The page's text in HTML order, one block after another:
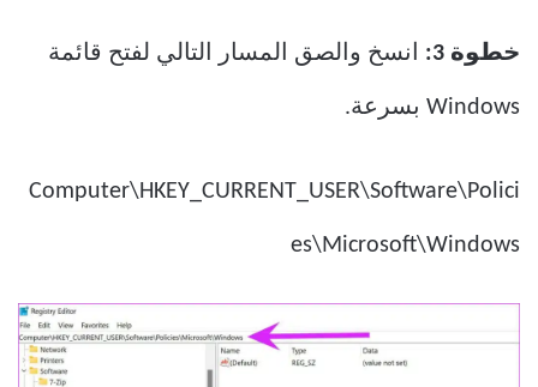
خطوة 3: انسخ والصق المسار التالي لفتح قائمة
Windows بسرعة.
Computer\HKEY_CURRENT_USER\Software\Polici
es\Microsoft\Windows